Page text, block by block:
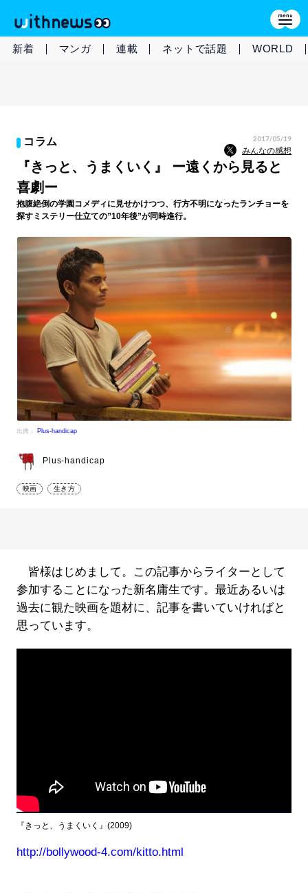
新着 マンガ 連載 ネットで話題 WORLD
コラム 2017/05/19
みんなの感想
『きっと、うまくいく』 ー遠くから見ると
喜劇ー
抱腹絶倒の学園コメディに見せかけつつ、行方不明になったランチョーを
探すミステリー仕立ての”10年後”が同時進行。
出典： Plus-handicap
Plus-handicap
映画 生き方
皆様はじめまして。この記事からライターとして
参加することになった新名庸生です。最近あるいは
過去に観た映画を題材に、記事を書いていければと
思っています。
『きっと、うまくいく』(2009)
http://bollywood-4.com/kitto.html